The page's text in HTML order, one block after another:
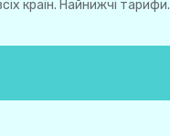
країн. Найнижчі тарифи.